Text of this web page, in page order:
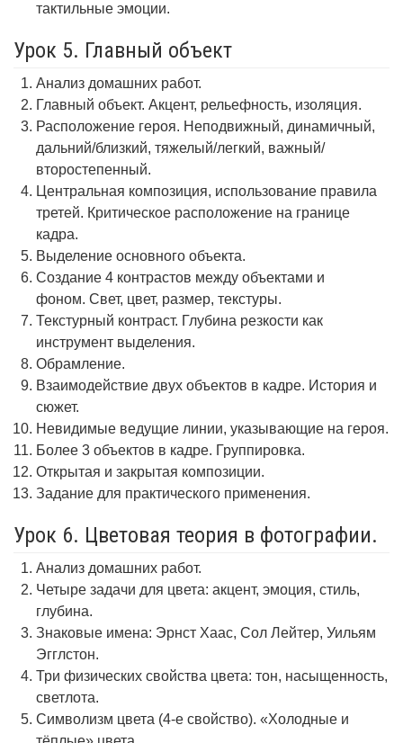
тактильные эмоции.
Урок 5. Главный объект
Анализ домашних работ.
Главный объект. Акцент, рельефность, изоляция.
Расположение героя. Неподвижный, динамичный,
дальний/близкий, тяжелый/легкий, важный/
второстепенный.
Центральная композиция, использование правила
третей. Критическое расположение на границе
кадра.
Выделение основного объекта.
Создание 4 контрастов между объектами и
фоном. Свет, цвет, размер, текстуры.
Текстурный контраст. Глубина резкости как
инструмент выделения.
Обрамление.
Взаимодействие двух объектов в кадре. История и
сюжет.
Невидимые ведущие линии, указывающие на героя.
Более 3 объектов в кадре. Группировка.
Открытая и закрытая композиции.
Задание для практического применения.
Урок 6. Цветовая теория в фотографии.
Анализ домашних работ.
Четыре задачи для цвета: акцент, эмоция, стиль,
глубина.
Знаковые имена: Эрнст Хаас, Сол Лейтер, Уильям
Эгглстон.
Три физических свойства цвета: тон, насыщенность,
светлота.
Символизм цвета (4-е свойство). «Холодные и